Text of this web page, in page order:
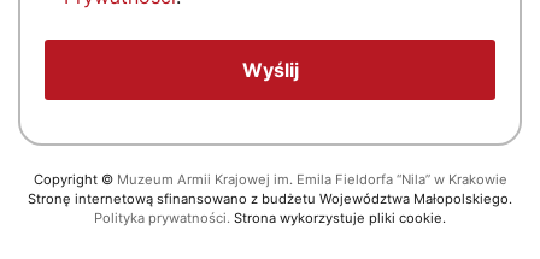
Copyright © Muzeum Armii Krajowej im. Emila Fieldorfa “Nila” w Krakowie
Stronę internetową sfinansowano z budżetu Województwa Małopolskiego.
Polityka prywatności. Strona wykorzystuje pliki cookie.